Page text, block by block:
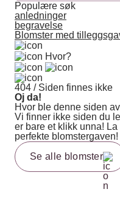
Populære søk
anledninger
begravelse
Blomster med
Hvor?
404 / Siden finnes ikke
Oj da!
Hvor ble denne siden
Vi finner ikke siden du
er bare et klikk unna!
perfekte blomstergaven!
Se alle blomster